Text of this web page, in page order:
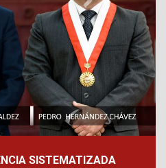
Next
SISTEMATIZADA